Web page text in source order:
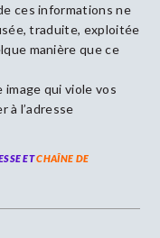
ces informations ne
traduite, exploitée
manière que ce
qui viole vos
à l’adresse
ETCHAÎNE DE